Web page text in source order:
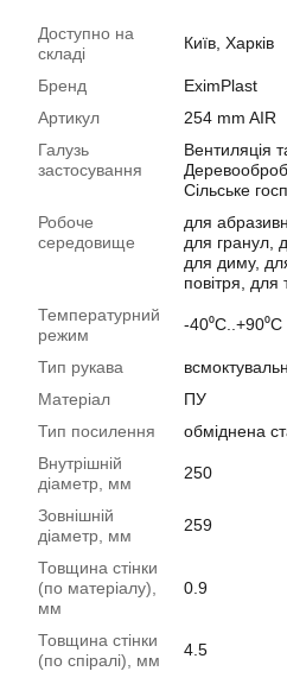
Доступно на
складі
Київ, Харків
Бренд
EximPlast
Артикул
254 mm AIR
Галузь
застосування
Вентиляція
Сільське
Робоче
середовище
для
для гранул,
для диму,
повітря, для
Температурний
режим
-40⁰С..+90⁰С
Тип рукава
Матеріал
ПУ
Тип посилення
обміднена
Внутрішній
діаметр, мм
250
Зовнішній
діаметр, мм
259
Товщина стінки
(по матеріалу),
мм
0.9
Товщина стінки
(по спіралі), мм
4.5